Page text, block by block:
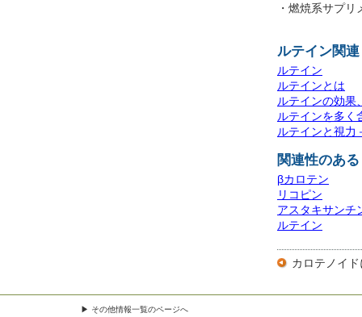
・燃焼系サプ
ルテイン関
ルテイン
ルテインとは
ルテインの効果
ルテインを多く
ルテインと視力
関連性のあ
βカロテン
リコピン
アスタキサンチ
ルテイン
カロテノイ
▶ その他情報一覧のページへ